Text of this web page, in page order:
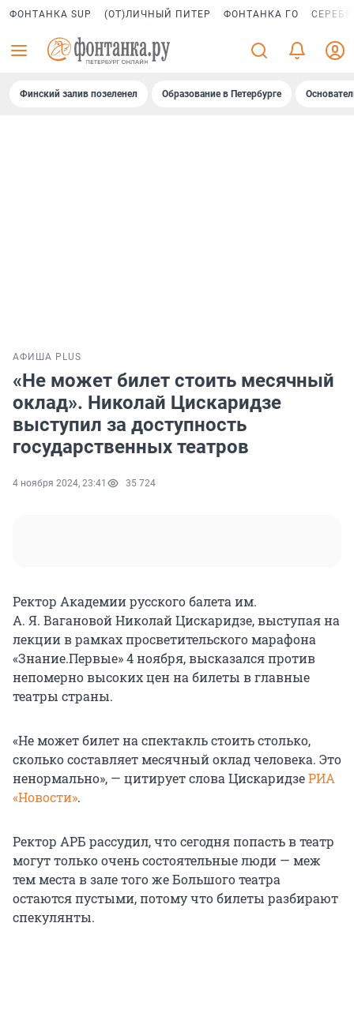
ФОНТАНКА SUP (ОТ)ЛИЧНЫЙ ПИТЕР ФОНТАНКА ГО
Финский залив позеленел Образование в Петербурге
АФИША PLUS
«Не может билет стоить месячный
оклад». Николай Цискаридзе
выступил за доступность
государственных театров
4 ноября 2024, 23:41 35 724
Ректор Академии русского балета им.
А. Я. Вагановой Николай Цискаридзе, выступая на
лекции в рамках просветительского марафона
«Знание.Первые» 4 ноября, высказался против
непомерно высоких цен на билеты в главные
театры страны.
«Не может билет на спектакль стоить столько,
сколько составляет месячный оклад человека. Это
ненормально», — цитирует слова ЦискаридзеРИА
«Новости».
Ректор АРБ рассудил, что сегодня попасть в театр
могут только очень состоятельные люди — меж
тем места в зале того же Большого театра
остаются пустыми, потому что билеты разбирают
спекулянты.